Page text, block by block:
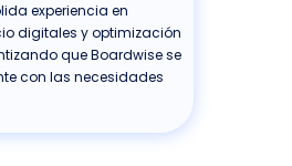
experiencia en
digitales y optimización
que Boardwise se
con las necesidades